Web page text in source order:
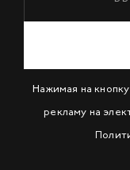
Нажимая на
рекламу на